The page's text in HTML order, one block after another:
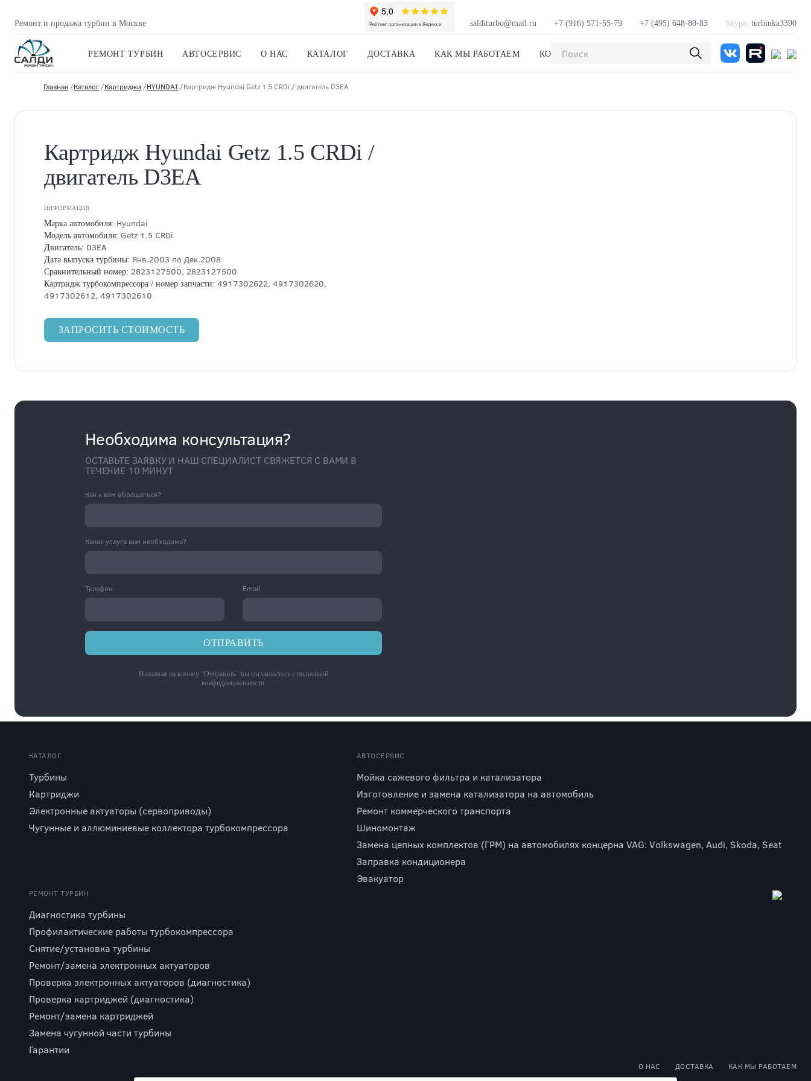
Ремонт и продажа турбин в Москве salditurbo@mail.ru +7 (916) 571-55-79 +7 (495) 648-80-83 Skype: turbinka3390
РЕМОНТ ТУРБИН АВТОСЕРВИС О НАС КАТАЛОГ ДОСТАВКА КАК МЫ РАБОТАЕМ КОНТАКТЫ
Главная /Каталог /Картриджи /HYUNDAI /Картридж Hyundai Getz 1.5 CRDi / двигатель D3EA
Картридж Hyundai Getz 1.5 CRDi /
двигатель D3EA
ИНФОРМАЦИЯ
Марка автомобиля: Hyundai
Модель автомобиля: Getz 1.5 CRDi
Двигатель: D3EA
Дата выпуска турбины: Янв.2003 по Дек.2008
Сравнительный номер: 2823127500, 2823127500
Картридж турбокомпрессора / номер запчасти: 4917302622, 4917302620,
4917302612, 4917302610
ЗАПРОСИТЬ СТОИМОСТЬ
Необходима консультация?
ОСТАВЬТЕ ЗАЯВКУ И НАШ СПЕЦИАЛИСТ СВЯЖЕТСЯ С ВАМИ В
ТЕЧЕНИЕ 10 МИНУТ
Как к вам обращаться?
Какая услуга вам необходима?
Телефон Email
ОТПРАВИТЬ
Нажимая на кнопку "Отправить" вы соглашаетесь с политикой
конфиденциальности.
КАТАЛОГ
Турбины
Картриджи
Электронные актуаторы (сервоприводы)
Чугунные и аллюминиевые коллектора турбокомпрессора
АВТОСЕРВИС
Мойка сажевого фильтра и катализатора
Изготовление и замена катализатора на автомобиль
Ремонт коммерческого транспорта
Шиномонтаж
Замена цепных комплектов (ГРМ) на автомобилях концерна VAG: Volkswagen, Audi, Skoda, Seat
Заправка кондиционера
Эвакуатор
РЕМОНТ ТУРБИН
Диагностика турбины
Профилактические работы турбокомпрессора
Снятие/установка турбины
Ремонт/замена электронных актуаторов
Проверка электронных актуаторов (диагностика)
Проверка картриджей (диагностика)
Ремонт/замена картриджей
Замена чугунной части турбины
Гарантии
О НАС ДОСТАВКА КАК МЫ РАБОТАЕМ